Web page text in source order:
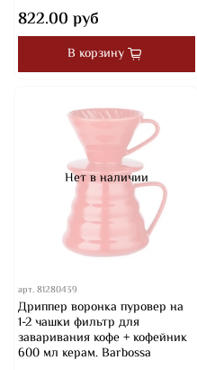
822.00 руб
В корзину
Нет в наличии
арт.81280439
Дриппер воронка пуровер на
1-2 чашки фильтр для
заваривания кофе + кофейник
600 мл керам. Barbossa